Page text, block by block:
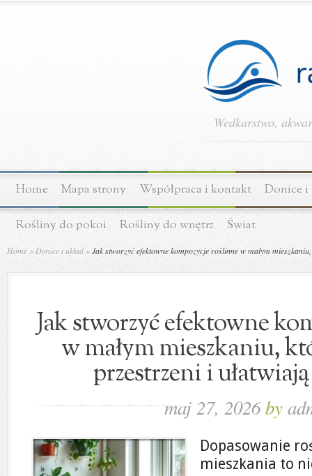
Wedkarstwo,
Home Mapa strony Współpraca i kontakt Donice i
Rośliny do pokoi Rośliny do wnętrz Świat
Home » Donice i układ »Jak stworzyć efektowne kompozycje roślinne w małym
Jak stworzyć efektowne
w małym mieszkaniu,
przestrzeni i
maj 27, 2026by
Dopasowanie
mieszkania to